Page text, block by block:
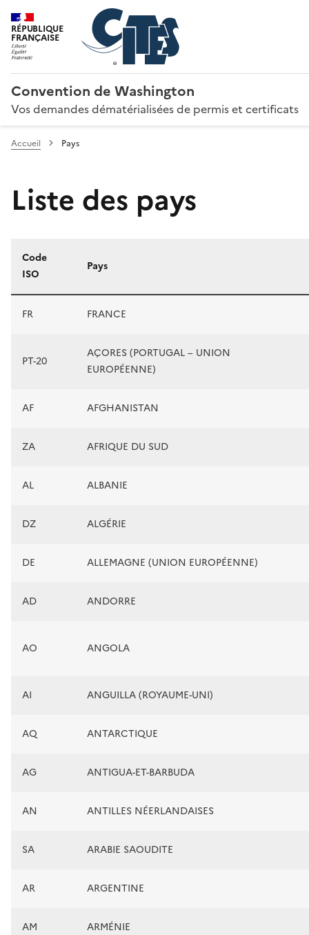
RÉPUBLIQUE
FRANÇAISE
Convention de Washington
Vos demandes dématérialisées de permis et certificats
Accueil Pays
Liste des pays
Liste des pays
Code
ISO
Pays
FR FRANCE
PT-20
AÇORES (PORTUGAL – UNION
EUROPÉENNE)
AF AFGHANISTAN
ZA AFRIQUE DU SUD
AL ALBANIE
DZ ALGÉRIE
DE ALLEMAGNE (UNION EUROPÉENNE)
AD ANDORRE
AO ANGOLA
AI ANGUILLA (ROYAUME-UNI)
AQ ANTARCTIQUE
AG ANTIGUA-ET-BARBUDA
AN ANTILLES NÉERLANDAISES
SA ARABIE SAOUDITE
AR ARGENTINE
AM ARMÉNIE